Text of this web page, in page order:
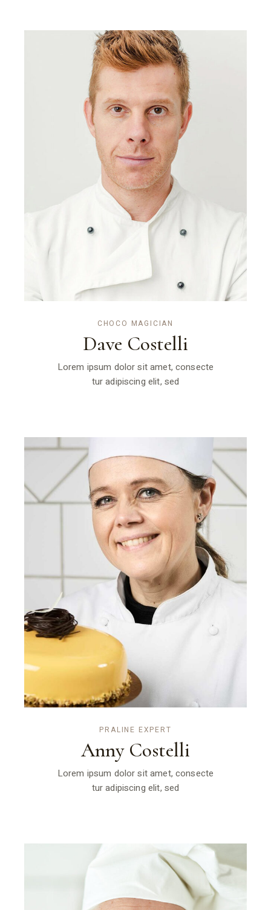
CHOCO MAGICIAN
Dave Costelli
Lorem ipsum dolor sit amet, consecte
tur adipiscing elit, sed
PRALINE EXPERT
Anny Costelli
Lorem ipsum dolor sit amet, consecte
tur adipiscing elit, sed